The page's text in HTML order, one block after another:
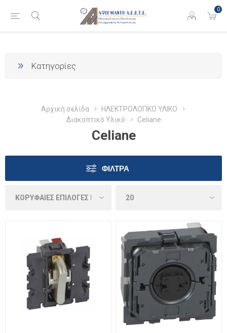
0
Κατηγορίες
Αρχική σελίδα
ΗΛΕΚΤΡΟΛΟΓΙΚΟ ΥΛΙΚΟ
Διακοπτικό Υλικό
Celiane
Celiane
ΦΊΛΤΡΑ